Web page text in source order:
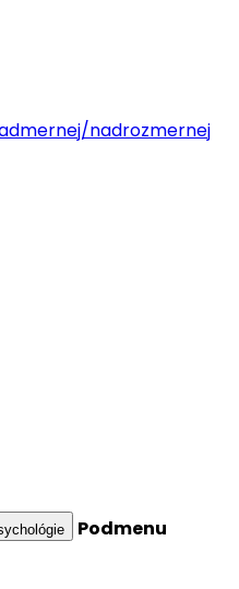
nadrozmernej
Podmenu